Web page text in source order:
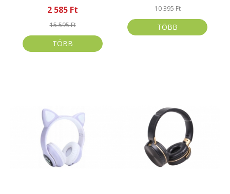
2 585 Ft
15 595 Ft
TÖBB
10 395 Ft
TÖBB